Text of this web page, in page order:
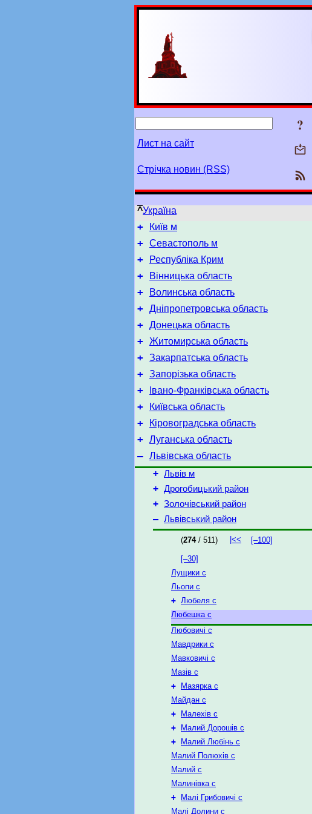
?
Лист на сайт
Стрічка новин (RSS)
^Україна
+ Київ м
+ Севастополь м
+ Республіка Крим
+ Вінницька область
+ Волинська область
+ Дніпропетровська область
+ Донецька область
+ Житомирська область
+ Закарпатська область
+ Запорізька область
+ Івано-Франківська область
+ Київська область
+ Кіровоградська область
+ Луганська область
– Львівська область
+ Львів м
+ Дрогобицький район
+ Золочівський район
– Львівський район
(274/ 511) |<< [–100]
[–30]
Лущики с
Льопи с
+ Любеля с
Любешка с
Любовичі с
Мавдрики с
Мавковичі с
Мазів с
+
Мазярка с
Майдан с
+
Малехів с
+
Малий Дорошів с
+
Малий Любінь с
Малий Полюхів с
Малий с
Малинівка с
+
Малі Грибовичі с
Малі Долини с